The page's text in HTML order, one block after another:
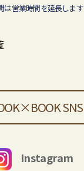
は営業時間を延長します
SNS
Instagram